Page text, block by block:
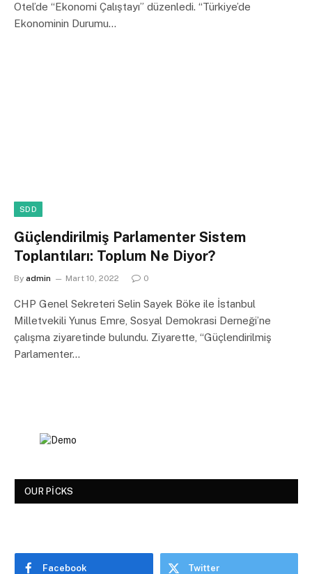
Otel’de “Ekonomi Çalıştayı” düzenledi. “Türkiye’de
Ekonominin Durumu…
SDD
Güçlendirilmiş Parlamenter Sistem
Toplantıları: Toplum Ne Diyor?
By admin Mart 10, 2022 0
CHP Genel Sekreteri Selin Sayek Böke ile İstanbul
Milletvekili Yunus Emre, Sosyal Demokrasi Derneği’ne
çalışma ziyaretinde bulundu. Ziyarette, “Güçlendirilmiş
Parlamenter…
OUR PICKS
Facebook Twitter